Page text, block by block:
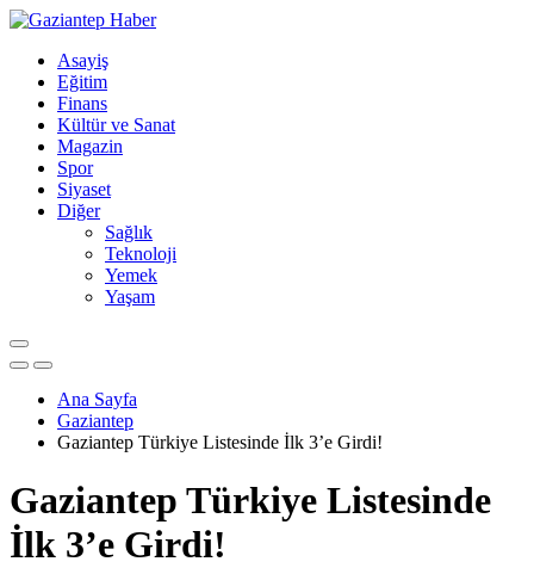
Asayiş
Eğitim
Finans
Kültür ve Sanat
Magazin
Spor
Siyaset
Diğer
Sağlık
Teknoloji
Yemek
Yaşam
Ana Sayfa
Gaziantep
Gaziantep Türkiye Listesinde İlk 3’e Girdi!
Gaziantep Türkiye Listesinde
İlk 3’e Girdi!